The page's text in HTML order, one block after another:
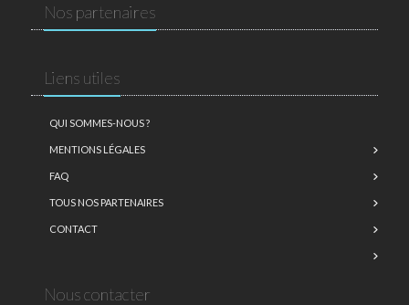
Nos partenaires
Liens utiles
QUI SOMMES-NOUS ?
MENTIONS LÉGALES
FAQ
TOUS NOS PARTENAIRES
CONTACT
Nous contacter